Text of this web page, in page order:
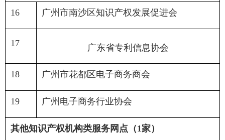
16 广州市南沙区知识产权发展促进会
17 广东省专利信息协会
18 广州市花都区电子商务商会
19 广州电子商务行业协会
其他知识产权机构类服务网点（1家）